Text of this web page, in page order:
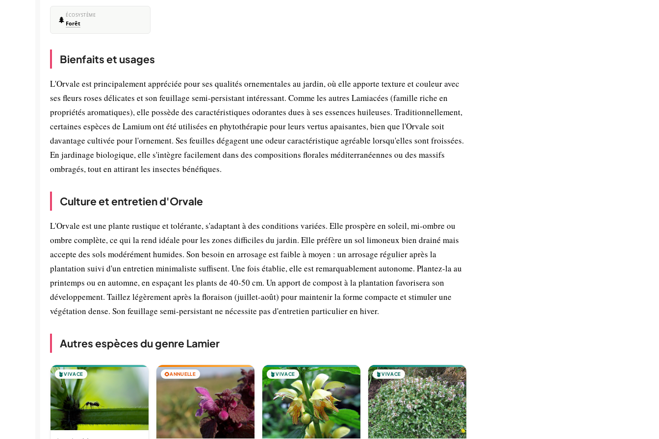
🌲 ÉCOSYSTÈME
Forêt
Bienfaits et usages
L'Orvale est principalement appréciée pour ses qualités ornementales au jardin, où elle apporte texture et couleur avec
ses fleurs roses délicates et son feuillage semi-persistant intéressant. Comme les autres Lamiacées (famille riche en
propriétés aromatiques), elle possède des caractéristiques odorantes dues à ses essences huileuses. Traditionnellement,
certaines espèces de Lamium ont été utilisées en phytothérapie pour leurs vertus apaisantes, bien que l'Orvale soit
davantage cultivée pour l'ornement. Ses feuilles dégagent une odeur caractéristique agréable lorsqu'elles sont froissées.
En jardinage biologique, elle s'intègre facilement dans des compositions florales méditerranéennes ou des massifs
ombragés, tout en attirant les insectes bénéfiques.
Culture et entretien d'Orvale
L'Orvale est une plante rustique et tolérante, s'adaptant à des conditions variées. Elle prospère en soleil, mi-ombre ou
ombre complète, ce qui la rend idéale pour les zones difficiles du jardin. Elle préfère un sol limoneux bien drainé mais
accepte des sols modérément humides. Son besoin en arrosage est faible à moyen : un arrosage régulier après la
plantation suivi d'un entretien minimaliste suffisent. Une fois établie, elle est remarquablement autonome. Plantez-la au
printemps ou en automne, en espaçant les plants de 40-50 cm. Un apport de compost à la plantation favorisera son
développement. Taillez légèrement après la floraison (juillet-août) pour maintenir la forme compacte et stimuler une
végétation dense. Son feuillage semi-persistant ne nécessite pas d'entretien particulier en hiver.
Autres espèces du genre Lamier
🪴VIVACE 🌻ANNUELLE 🪴VIVACE 🪴VIVACE